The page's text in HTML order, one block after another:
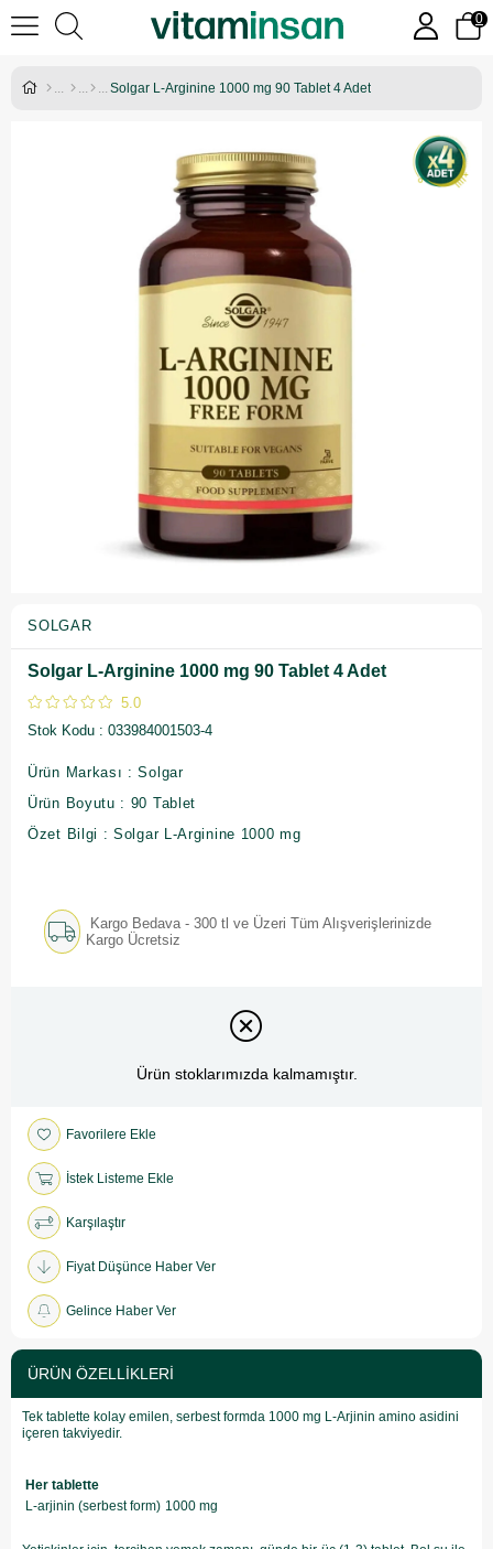
0
Solgar L-Arginine 1000 mg 90 Tablet 4 Adet
SOLGAR
Solgar L-Arginine 1000 mg 90 Tablet 4 Adet
5.0
Stok Kodu
033984001503-4
Ürün Markası : Solgar
Ürün Boyutu : 90 Tablet
Özet Bilgi : Solgar L-Arginine 1000 mg
Kargo Bedava - 300 tl ve Üzeri Tüm Alışverişlerinizde
Kargo Ücretsiz
Ürün stoklarımızda kalmamıştır.
Favorilere Ekle
İstek Listeme Ekle
Karşılaştır
Fiyat Düşünce Haber Ver
Gelince Haber Ver
ÜRÜN ÖZELLIKLERI
Tek tablette kolay emilen, serbest formda 1000 mg L-Arjinin amino asidini
içeren takviyedir.
Her tablette
L-arjinin (serbest form) 1000 mg